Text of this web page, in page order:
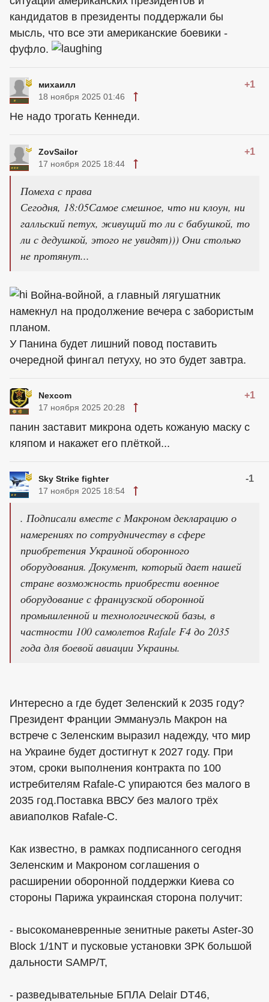
кандидатов в президенты поддержали бы
мысль, что все эти американские боевики -
фуфло.
михаилл +1
18 ноября 2025 01:46
Не надо трогать Кеннеди.
ZovSailor +1
17 ноября 2025 18:44
Помеха с права
Сегодня, 18:05Самое смешное, что ни клоун, ни
галльский петух, живущий то ли с бабушкой, то
ли с дедушкой, этого не увидят))) Они столько
не протянут...
Война-войной, а главный лягушатник
намекнул на продолжение вечера с забористым
планом.
У Панина будет лишний повод поставить
очередной фингал петуху, но это будет завтра.
Nexcom +1
17 ноября 2025 20:28
панин заставит микрона одеть кожаную маску с
кляпом и накажет его плёткой...
Sky Strike fighter -1
17 ноября 2025 18:54
. Подписали вместе с Макроном декларацию о
намерениях по сотрудничеству в сфере
приобретения Украиной оборонного
оборудования. Документ, который дает нашей
стране возможность приобрести военное
оборудование с французской оборонной
промышленной и технологической базы, в
частности 100 самолетов Rafale F4 до 2035
года для боевой авиации Украины.
Интересно а где будет Зеленский к 2035 году?
Президент Франции Эммануэль Макрон на
встрече с Зеленским выразил надежду, что мир
на Украине будет достигнут к 2027 году. При
этом, сроки выполнения контракта по 100
истребителям Rafale-C упираются без малого в
2035 год.Поставка ВВСУ без малого трёх
авиаполков Rafale-C.
Как известно, в рамках подписанного сегодня
Зеленским и Макроном соглашения о
расширении оборонной поддержки Киева со
стороны Парижа украинская сторона получит:
- высокоманевренные зенитные ракеты Aster-30
Block 1/1NT и пусковые установки ЗРК большой
дальности SAMP/T,
- разведывательные БПЛА Delair DT46,